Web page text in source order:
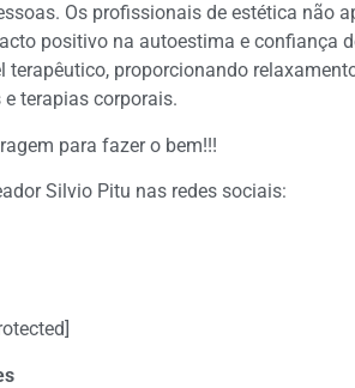
Os profissionais de estética não
positivo na autoestima e confiança
terapêutico, proporcionando
terapias corporais.
para fazer o bem!!!
Silvio Pitu nas redes sociais: